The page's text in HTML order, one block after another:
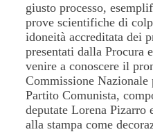
giusto processo,
prove scientifiche di
idoneità accreditata dei
presentati dalla Procura
venire a conoscere il
Commissione
Partito Comunista,
deputate Lorena Pizarro
alla stampa come